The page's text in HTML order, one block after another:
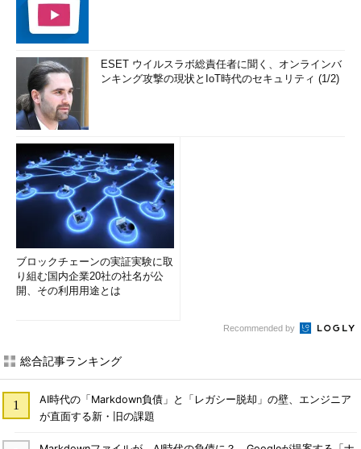
ESET ウイルスラボ総責任者に聞く、オンラインバ
ンキング攻撃の現状とIoT時代のセキュリティ (1/2)
ブロックチェーンの実証実験に取
り組む国内企業20社の社名が公
開、その利用用途とは
Recommended by
総合記事ランキング
AI時代の「Markdown負債」と「レガシー脱却」の壁、エンジニア
が直面する新・旧の課題